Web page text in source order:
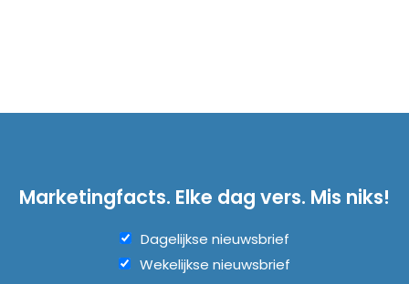
Marketingfacts. Elke dag vers. Mis niks!
Dagelijkse nieuwsbrief
Wekelijkse nieuwsbrief